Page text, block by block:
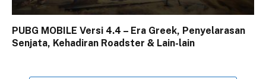
PUBG MOBILE Versi 4.4 – Era Greek, Penyelarasan
Senjata, Kehadiran Roadster & Lain-lain